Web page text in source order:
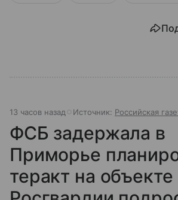
13 часов назад Источник: Российская
ФСБ задержала в
Приморье
теракт на объекте